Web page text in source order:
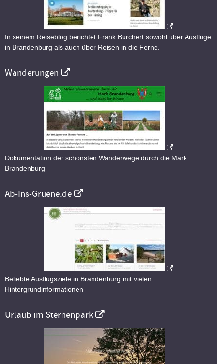
In seinem Reiseblog berichtet Frank Burchert sowohl über Ausflüge
in Brandenburg als auch über Reisen in die Ferne.
Wanderungen
Dokumentation der schönsten Wanderwege durch die Mark
Brandenburg
Ab-Ins-Gruene.de
Beliebte Ausflugsziele in Brandenburg mit vielen
Hintergrundinformationen
Urlaub im Sternenpark